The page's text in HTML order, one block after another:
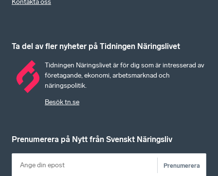
Kontakta oss
Ta del av fler nyheter på Tidningen Näringslivet
Tidningen Näringslivet är för dig som är intresserad av
företagande, ekonomi, arbetsmarknad och
näringspolitik.
Besök tn.se
Prenumerera på Nytt från Svenskt Näringsliv
Prenumerera